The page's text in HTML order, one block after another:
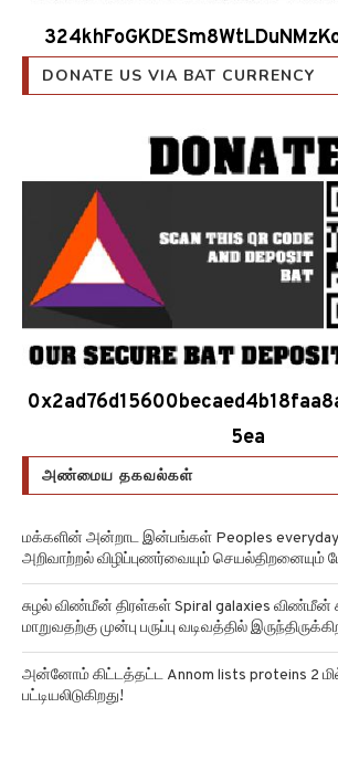
DONATE US VIA BAT CURRENCY
5ea
அண்மைய தகவல்கள்
மக்களின் அன்றாட இன்பங்கள் Peoples everyday
அறிவாற்றல் விழிப்புணர்வையும் செயல்திறனையும்
சுழல் விண்மீன் திரள்கள் Spiral galaxies விண்மீன்
மாறுவதற்கு முன்பு பருப்பு வடிவத்தில்
அன்னோம் கிட்டத்தட்ட Annom lists proteins 2
பட்டியலிடுகிறது!